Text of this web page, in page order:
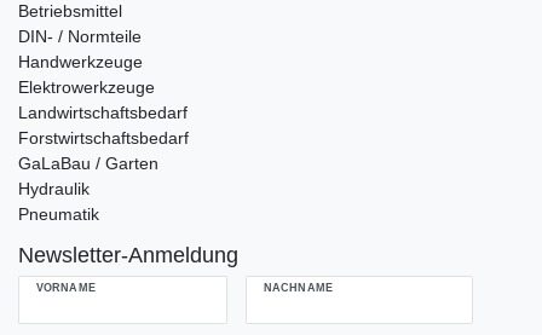
Betriebsmittel
DIN- / Normteile
Handwerkzeuge
Elektrowerkzeuge
Landwirtschaftsbedarf
Forstwirtschaftsbedarf
GaLaBau / Garten
Hydraulik
Pneumatik
Newsletter-Anmeldung
VORNAME NACHNAME